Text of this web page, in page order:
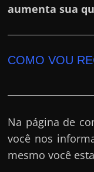
aumenta sua
COMO VOU
Na página de
você nos
mesmo você